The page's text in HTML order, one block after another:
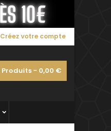
Créez votre compte
Produits - 0,00 €